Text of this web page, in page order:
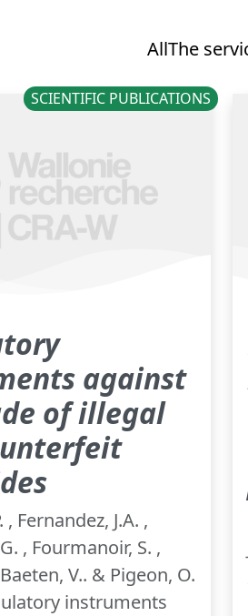
AllThe
SCIENTIFIC PUBLICATIONS
against
of illegal
, Fernandez, J.A. ,
, Fourmanoir, S. ,
V.. & Pigeon, O.
instruments